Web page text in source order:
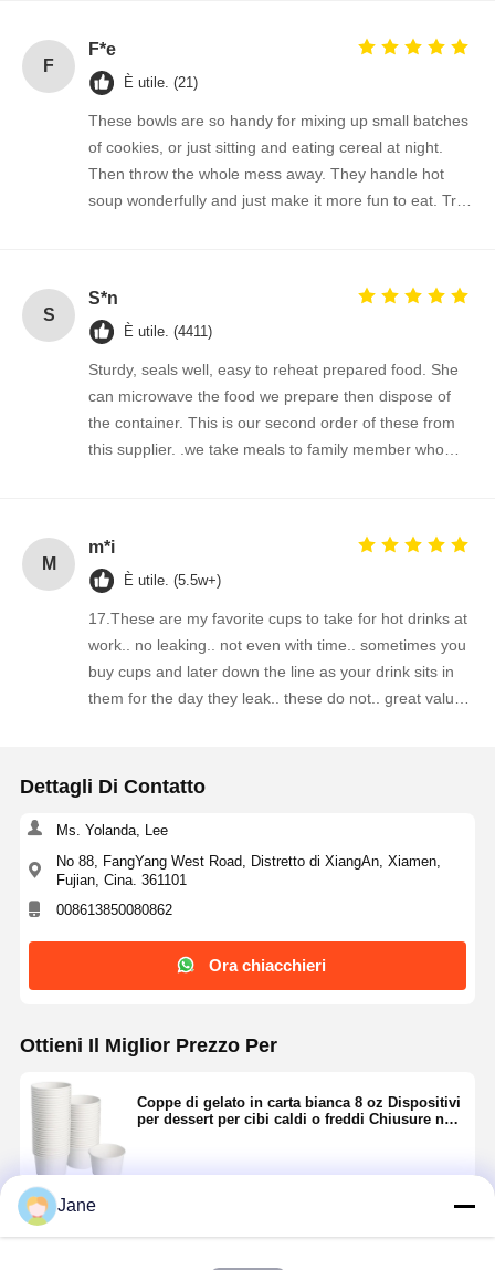
F
F*e
È utile. (21)
These bowls are so handy for mixing up small batches
of cookies, or just sitting and eating cereal at night.
Then throw the whole mess away. They handle hot
soup wonderfully and just make it more fun to eat. Try
S
S*n
È utile. (4411)
Sturdy, seals well, easy to reheat prepared food. She
can microwave the food we prepare then dispose of
the container. This is our second order of these from
this supplier. .we take meals to family member who
M
m*i
È utile. (5.5w+)
17.These are my favorite cups to take for hot drinks at
work.. no leaking.. not even with time.. sometimes you
buy cups and later down the line as your drink sits in
them for the day they leak.. these do not.. great value
Dettagli Di Contatto
Ms. Yolanda, Lee
No 88, FangYang West Road, Distretto di XiangAn, Xiamen,
Fujian, Cina. 361101
008613850080862
Ora chiacchieri
Ottieni Il Miglior Prezzo Per
Coppe di gelato in carta bianca 8 oz Dispositivi
per dessert per cibi caldi o freddi Chiusure non
Jane